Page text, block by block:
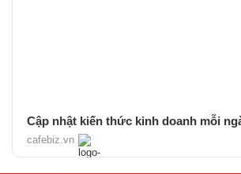
Cập nhật kiến thức kinh doanh mỗi
cafebiz.vn